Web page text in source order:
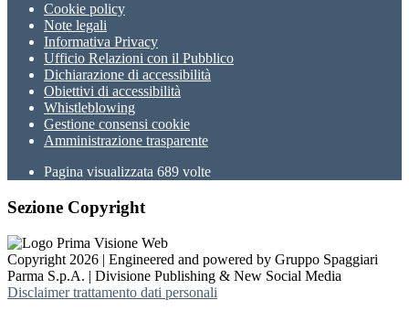
Cookie policy
Note legali
Informativa Privacy
Ufficio Relazioni con il Pubblico
Dichiarazione di accessibilità
Obiettivi di accessibilità
Whistleblowing
Gestione consensi cookie
Amministrazione trasparente
Pagina visualizzata 689 volte
Sezione Copyright
Copyright 2026 | Engineered and powered by Gruppo Spaggiari
Parma S.p.A. | Divisione Publishing & New Social Media
Disclaimer trattamento dati personali